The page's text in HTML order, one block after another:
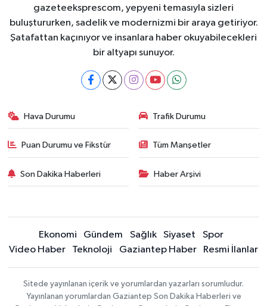
gazeteeksprescom, yepyeni temasıyla sizleri
buluştururken, sadelik ve modernizmi bir araya getiriyor.
Şatafattan kaçınıyor ve insanlara haber okuyabilecekleri
bir altyapı sunuyor.
Hava Durumu Trafik Durumu
Puan Durumu ve Fikstür Tüm Manşetler
Son Dakika Haberleri Haber Arşivi
Ekonomi Gündem Sağlık Siyaset
Spor
Video Haber
Teknoloji Gaziantep Haber Resmi İlanlar
Sitede yayınlanan içerik ve yorumlardan yazarları sorumludur.
Yayınlanan yorumlardan Gaziantep Son Dakika Haberleri ve